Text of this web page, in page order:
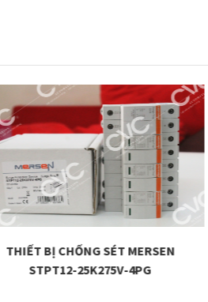
THIẾT BỊ CHỐNG SÉT MERSEN
STPT12-25K275V-4PG